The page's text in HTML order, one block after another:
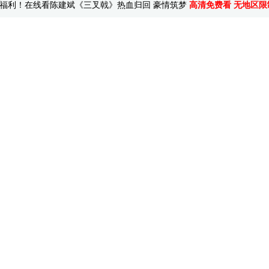
利！在线看陈建斌《三叉戟》热血归回 豪情筑梦 高清免费看 无地区限